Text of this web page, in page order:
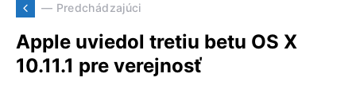
— Predchádzajúci
Apple uviedol tretiu betu OS X
10.11.1 pre verejnosť